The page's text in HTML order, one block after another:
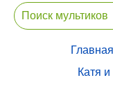
Главная
Катя